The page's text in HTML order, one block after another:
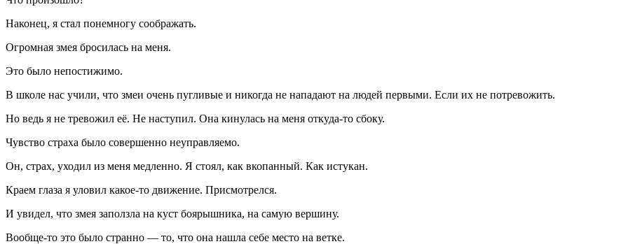
Наконец, я стал понемногу соображать.
Огромная змея бросилась на меня.
Это было непостижимо.
В школе нас учили, что змеи очень пугливые и никогда не нападают на людей первыми. Если их не потревожить.
Но ведь я не тревожил её. Не наступил. Она кинулась на меня откуда-то сбоку.
Чувство страха было совершенно неуправляемо.
Он, страх, уходил из меня медленно. Я стоял, как вкопанный. Как истукан.
Краем глаза я уловил какое-то движение. Присмотрелся.
И увидел, что змея заползла на куст боярышника, на самую вершину.
Вообще-то это было странно — то, что она нашла себе место на ветке.